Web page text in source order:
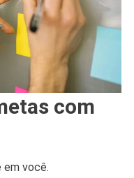
com
em você.